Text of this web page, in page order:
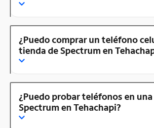
¿Puedo comprar un teléfono
tienda de Spectrum en
¿Puedo probar teléfonos en
Spectrum en Tehachapi?